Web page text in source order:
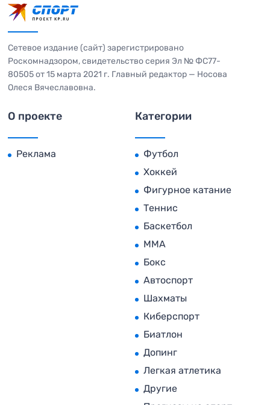
Сетевое издание (сайт) зарегистрировано
Роскомнадзором, свидетельство серия Эл № ФС77-
80505 от 15 марта 2021 г. Главный редактор — Носова
Олеся Вячеславовна.
О проекте
Реклама
Категории
Футбол
Хоккей
Фигурное катание
Теннис
Баскетбол
MMA
Бокс
Автоспорт
Шахматы
Киберспорт
Биатлон
Допинг
Легкая атлетика
Другие